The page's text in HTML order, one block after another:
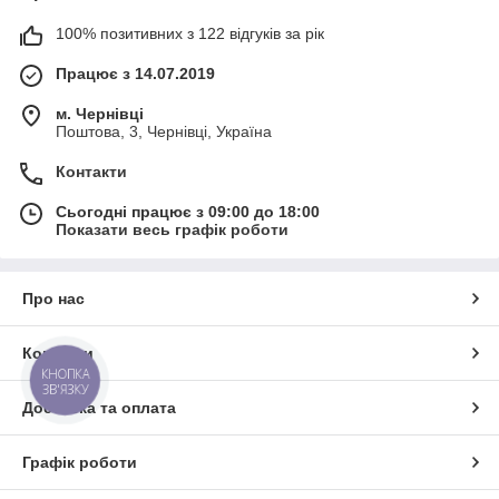
100% позитивних з 122 відгуків за рік
Працює з 14.07.2019
м. Чернівці
Поштова, 3, Чернівці, Україна
Контакти
Сьогодні працює з 09:00 до 18:00
Показати весь графік роботи
Про нас
Контакти
Доставка та оплата
Графік роботи
КНОПКА
ЗВ'ЯЗКУ